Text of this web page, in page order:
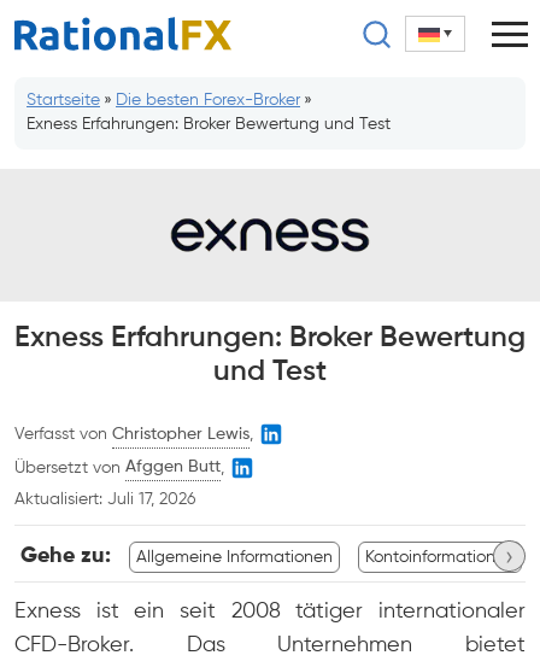
Zum
Inhalt
Startseite » Die besten Forex-Broker »
Exness Erfahrungen: Broker Bewertung und Test
Exness Erfahrungen: Broker Bewertung
und Test
Verfasst von Christopher Lewis
Übersetzt von Afggen Butt
Aktualisiert: Juli 17, 2026
Gehe zu: Allgemeine Informationen Kontoinformationen
›
Exness ist ein seit 2008 tätiger internationaler
CFD-Broker. Das Unternehmen bietet